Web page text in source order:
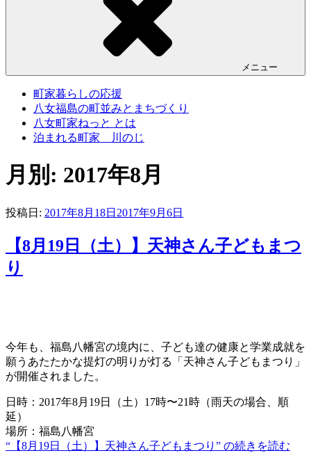
メニュー
町家暮らしの応援
八女福島の町並みとまちづくり
八女町家ねっと とは
泊まれる町家 川のじ
月別: 2017年8月
投稿日: 2017年8月18日 2017年9月6日
【8月19日（土）】天神さん子どもまつ
り
今年も、福島八幡宮の境内に、子ども達の健康と学業成就を
願うあたたかな提灯の明りが灯る「天神さん子どもまつり」
が開催されました。
日時：2017年8月19日（土）17時〜21時（雨天の場合、順
延）
場所：福島八幡宮
“【8月19日（土）】天神さん子どもまつり” の続きを読む